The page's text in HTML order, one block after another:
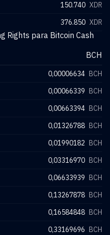
150.740 XDR
376.850 XDR
Rights para Bitcoin Cash
BCH
0,00006634 BCH
0,00066339 BCH
0,00663394 BCH
0,01326788 BCH
0,01990182 BCH
0,03316970 BCH
0,06633939 BCH
0,13267878 BCH
0,16584848 BCH
0,33169696 BCH